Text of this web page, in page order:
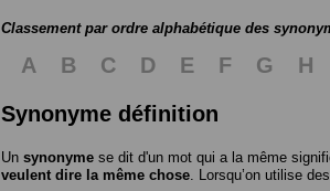
Classement par ordre alphabétique des
A B C D E F G H
Synonyme définition
Un synonyme se dit d'un mot qui a la même
veulent dire la même chose . Lorsqu’on utilise des